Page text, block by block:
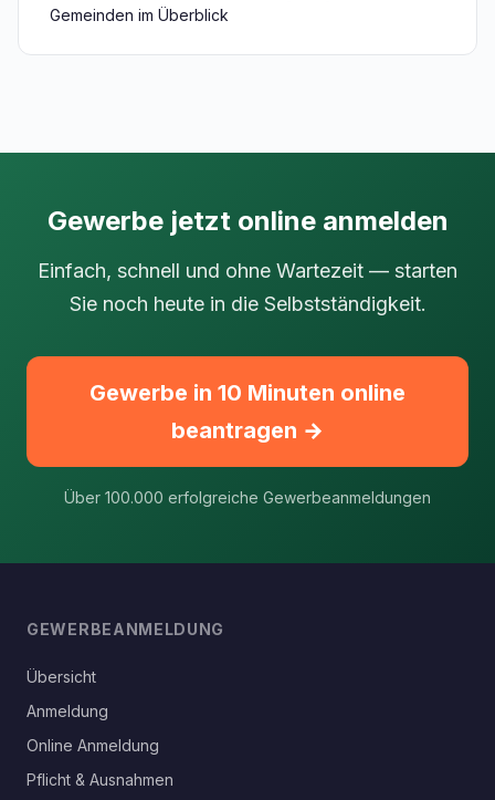
Gemeinden im Überblick
Gewerbe jetzt online anmelden
Einfach, schnell und ohne Wartezeit — starten
Sie noch heute in die Selbstständigkeit.
Gewerbe in 10 Minuten online
beantragen →
Über 100.000 erfolgreiche Gewerbeanmeldungen
GEWERBEANMELDUNG
Übersicht
Anmeldung
Online Anmeldung
Pflicht & Ausnahmen